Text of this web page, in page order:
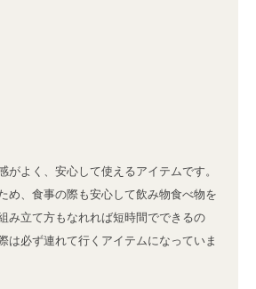
がよく、安心して使えるアイテムです。
め、食事の際も安心して飲み物食べ物を
み立て方もなれれば短時間でできるの
は必ず連れて行くアイテムになっていま